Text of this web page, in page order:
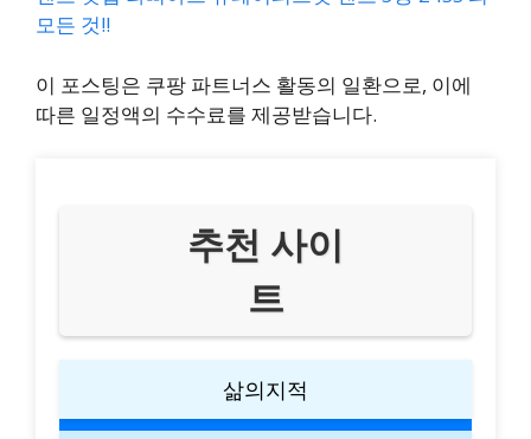
모든 것!!
이 포스팅은 쿠팡 파트너스 활동의 일환으로, 이에
따른 일정액의 수수료를 제공받습니다.
추천 사이
트
삶의지적